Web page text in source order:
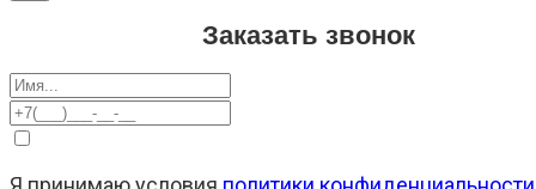
Заказать звонок